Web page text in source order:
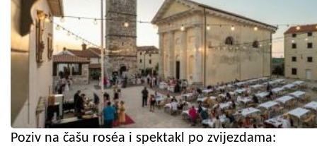
Poziv na čašu roséa i spektakl po zvijezdama: